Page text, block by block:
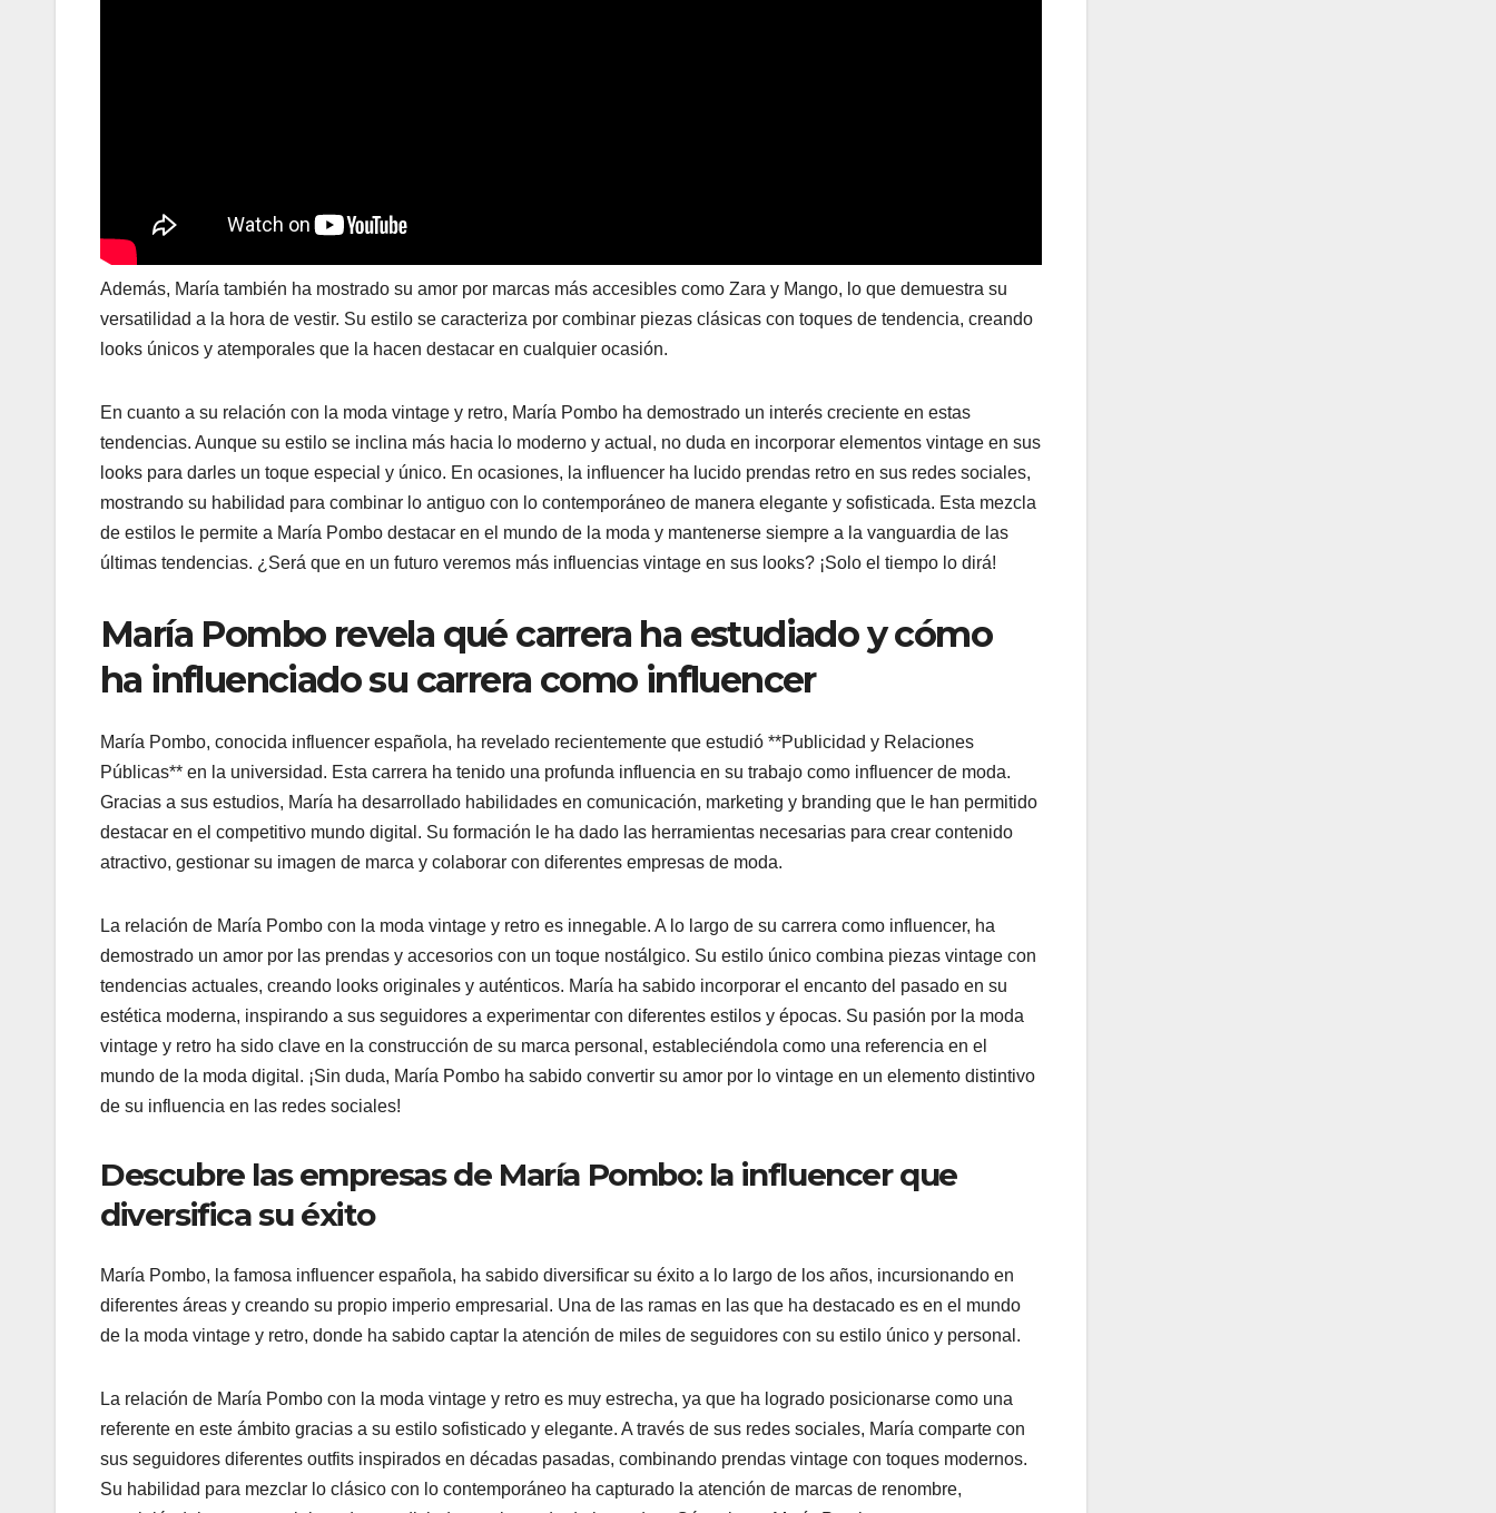
Además, María también ha mostrado su amor por marcas más accesibles como Zara y Mango, lo que demuestra su
versatilidad a la hora de vestir. Su estilo se caracteriza por combinar piezas clásicas con toques de tendencia, creando
looks únicos y atemporales que la hacen destacar en cualquier ocasión.
En cuanto a su relación con la moda vintage y retro, María Pombo ha demostrado un interés creciente en estas
tendencias. Aunque su estilo se inclina más hacia lo moderno y actual, no duda en incorporar elementos vintage en sus
looks para darles un toque especial y único. En ocasiones, la influencer ha lucido prendas retro en sus redes sociales,
mostrando su habilidad para combinar lo antiguo con lo contemporáneo de manera elegante y sofisticada. Esta mezcla
de estilos le permite a María Pombo destacar en el mundo de la moda y mantenerse siempre a la vanguardia de las
últimas tendencias. ¿Será que en un futuro veremos más influencias vintage en sus looks? ¡Solo el tiempo lo dirá!
María Pombo revela qué carrera ha estudiado y cómo
ha influenciado su carrera como influencer
María Pombo, conocida influencer española, ha revelado recientemente que estudió **Publicidad y Relaciones
Públicas** en la universidad. Esta carrera ha tenido una profunda influencia en su trabajo como influencer de moda.
Gracias a sus estudios, María ha desarrollado habilidades en comunicación, marketing y branding que le han permitido
destacar en el competitivo mundo digital. Su formación le ha dado las herramientas necesarias para crear contenido
atractivo, gestionar su imagen de marca y colaborar con diferentes empresas de moda.
La relación de María Pombo con la moda vintage y retro es innegable. A lo largo de su carrera como influencer, ha
demostrado un amor por las prendas y accesorios con un toque nostálgico. Su estilo único combina piezas vintage con
tendencias actuales, creando looks originales y auténticos. María ha sabido incorporar el encanto del pasado en su
estética moderna, inspirando a sus seguidores a experimentar con diferentes estilos y épocas. Su pasión por la moda
vintage y retro ha sido clave en la construcción de su marca personal, estableciéndola como una referencia en el
mundo de la moda digital. ¡Sin duda, María Pombo ha sabido convertir su amor por lo vintage en un elemento distintivo
de su influencia en las redes sociales!
Descubre las empresas de María Pombo: la influencer que
diversifica su éxito
María Pombo, la famosa influencer española, ha sabido diversificar su éxito a lo largo de los años, incursionando en
diferentes áreas y creando su propio imperio empresarial. Una de las ramas en las que ha destacado es en el mundo
de la moda vintage y retro, donde ha sabido captar la atención de miles de seguidores con su estilo único y personal.
La relación de María Pombo con la moda vintage y retro es muy estrecha, ya que ha logrado posicionarse como una
referente en este ámbito gracias a su estilo sofisticado y elegante. A través de sus redes sociales, María comparte con
sus seguidores diferentes outfits inspirados en décadas pasadas, combinando prendas vintage con toques modernos.
Su habilidad para mezclar lo clásico con lo contemporáneo ha capturado la atención de marcas de renombre,